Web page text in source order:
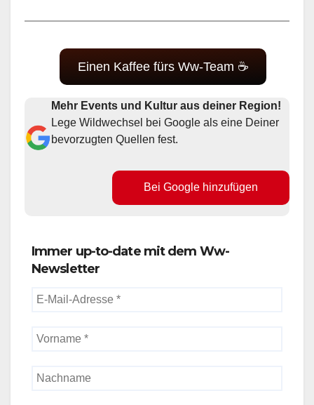
Einen Kaffee fürs Ww-Team ☕
Mehr Events und Kultur aus deiner Region!
Lege Wildwechsel bei Google als eine Deiner
bevorzugten Quellen fest.
Bei Google hinzufügen
Immer up-to-date mit dem Ww-
Newsletter